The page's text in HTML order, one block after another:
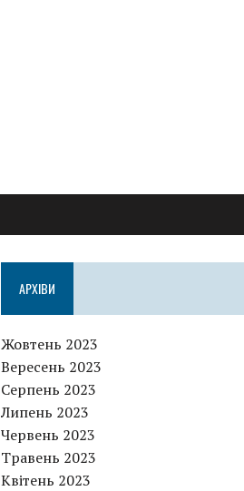
АРХІВИ
Жовтень 2023
Вересень 2023
Серпень 2023
Липень 2023
Червень 2023
Травень 2023
Квітень 2023